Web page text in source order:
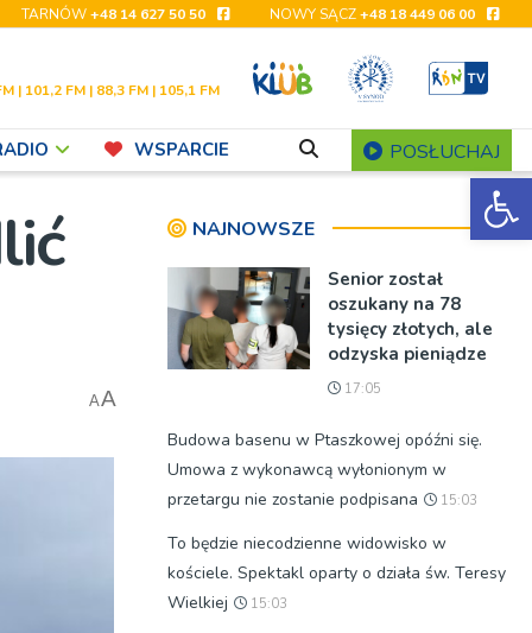
TARNÓW+48 14 627 50 50 NOWY SĄCZ+48 18 449 06 00
| 101,2 FM | 88,3 FM | 105,1 FM
WSPARCIE POSŁUCHAJ
AA
NAJNOWSZE
Senior został
oszukany na 78
tysięcy złotych, ale
odzyska pieniądze
17:05
Budowa basenu w Ptaszkowej opóźni się.
Umowa z wykonawcą wyłonionym w
przetargu nie zostanie podpisana
15:03
To będzie niecodzienne widowisko w
kościele. Spektakl oparty o działa św. Teresy
Wielkiej
15:03